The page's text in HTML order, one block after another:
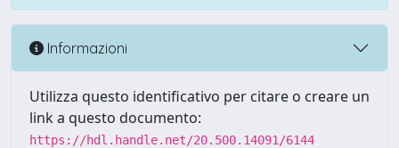
Informazioni
Utilizza questo identificativo per citare o creare un
link a questo documento:
https://hdl.handle.net/20.500.14091/6144